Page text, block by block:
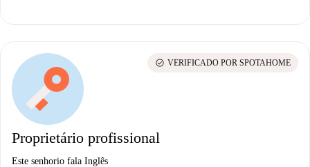
Proprietário profissional
Este senhorio fala Inglês
check_circle VERIFICADO POR SPOTAHOME